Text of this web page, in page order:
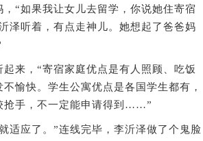
如果我让女儿去留学，你说她住寄宿
泽听着，有点走神儿。她想起了爸爸妈
，“寄宿家庭优点是有人照顾、吃饭
愉快。学生公寓优点是各国学生都有，
抢手，不一定能申请得到……”
应了。”连线完毕，李沂泽做了个鬼脸